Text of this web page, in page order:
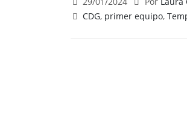
CDG, primer equipo,